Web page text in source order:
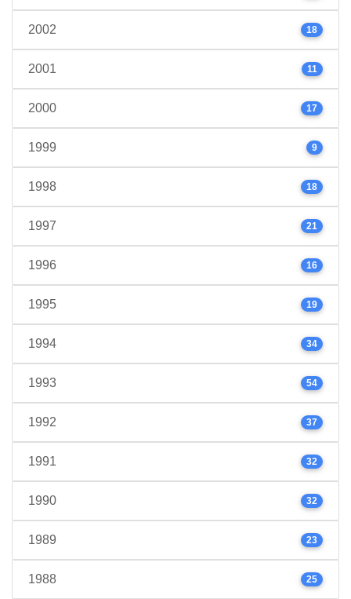
2002 18
2001 11
2000 17
1999 9
1998 18
1997 21
1996 16
1995 19
1994 34
1993 54
1992 37
1991 32
1990 32
1989 23
1988 25